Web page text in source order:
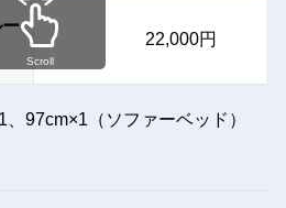
22,000円
Scroll
、97cm×1（ソファーベッド）